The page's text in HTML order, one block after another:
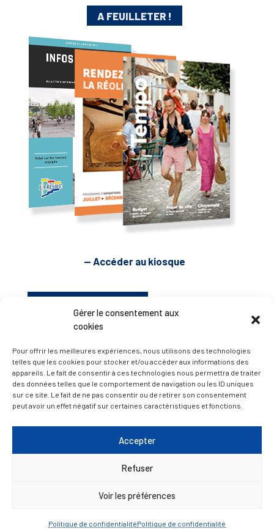
Gérer le consentement aux
cookies
Pour offrir les meilleures expériences, nous utilisons des technologies
telles que les cookies pour stocker et/ou accéder aux informations des
appareils. Le fait de consentir à ces technologies nous permettra de traiter
des données telles que le comportement de navigation ou les ID uniques
sur ce site. Le fait de ne pas consentir ou de retirer son consentement
peut avoir un effet négatif sur certaines caractéristiques et fonctions.
Accepter
Refuser
Voir les préférences
Politique de confidentialitéPolitique de confidentialité
A FEUILLETER !
— Accéder au kiosque